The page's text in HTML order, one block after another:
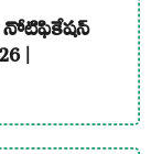
నోటిఫికేషన్
|